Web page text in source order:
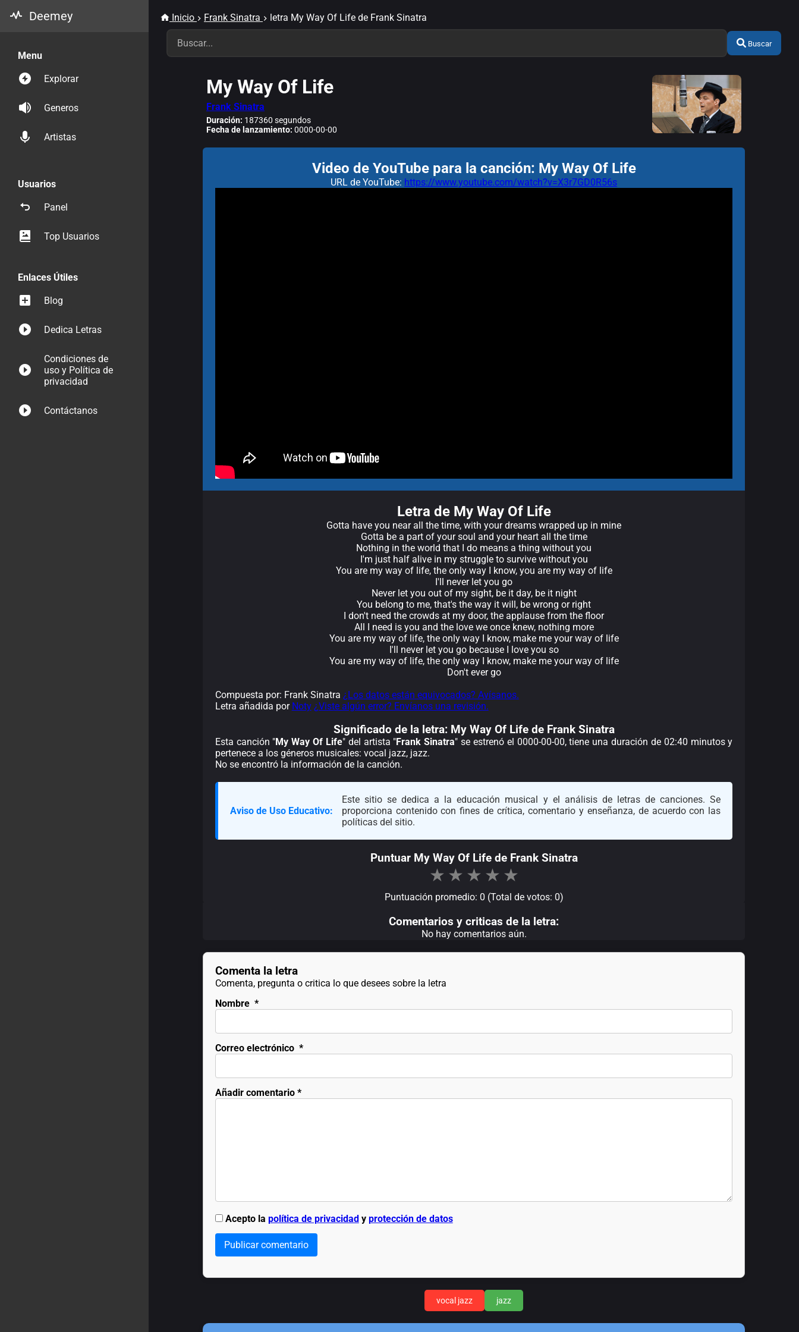
Deemey
Menu
Explorar
Generos
Artistas
Usuarios
Panel
Top Usuarios
Enlaces Útiles
Blog
Dedica Letras
Condiciones de
uso y Política de
privacidad
Contáctanos
Inicio Frank Sinatra letra My Way Of Life de Frank Sinatra
Buscar
My Way Of Life
Frank Sinatra
Duración: 187360 segundos
Fecha de lanzamiento: 0000-00-00
Video de YouTube para la canción: My Way Of Life
URL de YouTube: https://www.youtube.com/watch?v=X3r7GD0R56s
Letra de My Way Of Life
Gotta have you near all the time, with your dreams wrapped up in mine
Gotta be a part of your soul and your heart all the time
Nothing in the world that I do means a thing without you
I'm just half alive in my struggle to survive without you
You are my way of life, the only way I know, you are my way of life
I'll never let you go
Never let you out of my sight, be it day, be it night
You belong to me, that's the way it will, be wrong or right
I don't need the crowds at my door, the applause from the floor
All I need is you and the love we once knew, nothing more
You are my way of life, the only way I know, make me your way of life
I'll never let you go because I love you so
You are my way of life, the only way I know, make me your way of life
Don't ever go
Compuesta por: Frank Sinatra ¿Los datos están equivocados? Avísanos.
Letra añadida por Noty ¿Viste algún error? Envíanos una revisión.
Significado de la letra: My Way Of Life de Frank Sinatra
Esta canción "My Way Of Life" del artista "Frank Sinatra" se estrenó el 0000-00-00, tiene una duración de 02:40 minutos y
pertenece a los géneros musicales: vocal jazz, jazz.
No se encontró la información de la canción.
Aviso de Uso Educativo:
Este sitio se dedica a la educación musical y el análisis de letras de canciones. Se
proporciona contenido con fines de crítica, comentario y enseñanza, de acuerdo con las
políticas del sitio.
Puntuar My Way Of Life de Frank Sinatra
★ ★ ★ ★ ★
Puntuación promedio: 0 (Total de votos: 0)
Comentarios y criticas de la letra:
No hay comentarios aún.
Comenta la letra
Comenta, pregunta o critica lo que desees sobre la letra
Nombre *
Correo electrónico *
Añadir comentario*
Acepto la política de privacidad y protección de datos
Publicar comentario
vocal jazz jazz